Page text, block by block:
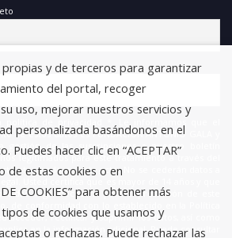
de estos datos es FUNDACIÓN ANTONIO GALA y
gestión de las suscripciones a nuestro boletín
legitimados para este tratamiento a través del
otorgando en este acto. No se cederán datos a
Usted certifica que es mayor de 14 años y que
legal necesaria para la prestación de este
acceder, rectificar y suprimir los datos, así como
en la información adicional. Puede consultar
propias y de terceros para garantizar
del portal, recoger
uso, mejorar nuestros servicios y
personalizada basándonos en el
Puedes hacer clic en “ACEPTAR”
de estas cookies o en
COOKIES” para obtener más
de cookies que usamos y
o rechazas. Puede rechazar las